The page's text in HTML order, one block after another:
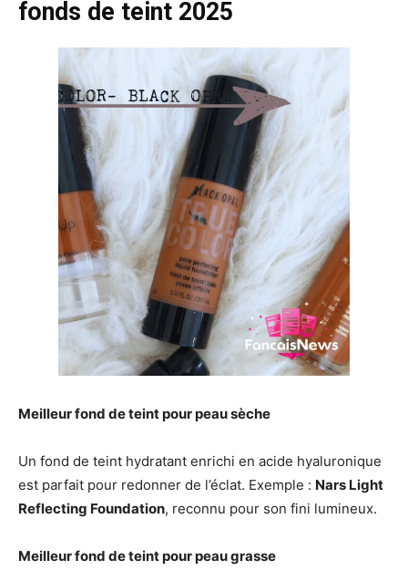
fonds de teint 2025
Meilleur fond de teint pour peau sèche
Un fond de teint hydratant enrichi en acide hyaluronique
est parfait pour redonner de l’éclat. Exemple : Nars Light
Reflecting Foundation, reconnu pour son fini lumineux.
Meilleur fond de teint pour peau grasse